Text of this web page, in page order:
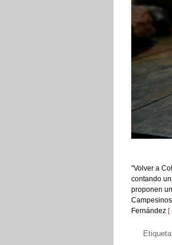
"Volver a
contando
proponen
Fernández [